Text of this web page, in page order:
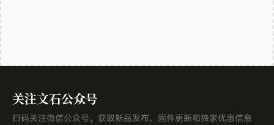
关注文石公众号
扫码关注微信公众号，获取新品发布、固件更新和独家优惠信息